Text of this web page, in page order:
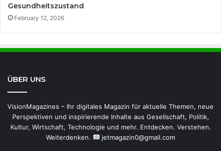
Gesundheitszustand
February 12, 2026
ÜBER UNS
VisionMagazines – Ihr digitales Magazin für aktuelle Themen, neue
Perspektiven und inspirierende Inhalte aus Gesellschaft, Politik,
Kultur, Wirtschaft, Technologie und mehr. Entdecken. Verstehen.
Weiterdenken.
jetmagazin0@gmail.com